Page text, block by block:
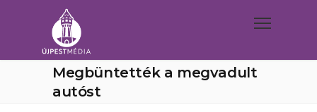
Megbüntették a megvadult
autóst